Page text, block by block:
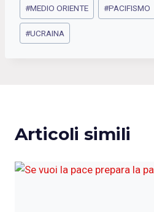
#MEDIO ORIENTE #PACIFISMO
#UCRAINA
Articoli simili